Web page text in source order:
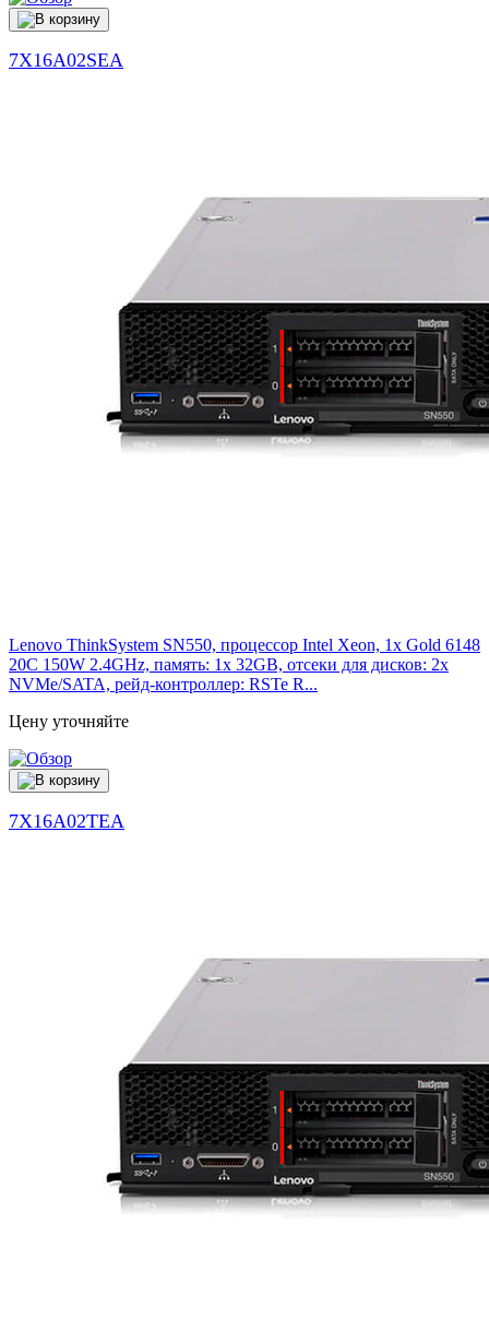
7X16A02SEA
Lenovo ThinkSystem SN550, процессор Intel Xeon, 1x Gold 6148
20C 150W 2.4GHz, память: 1x 32GB, отсеки для дисков: 2x
NVMe/SATA, рейд-контроллер: RSTe R...
Цену уточняйте
7X16A02TEA